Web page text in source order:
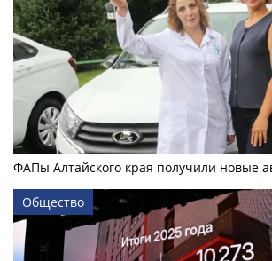
ФАПы Алтайского края получили новые
Общество